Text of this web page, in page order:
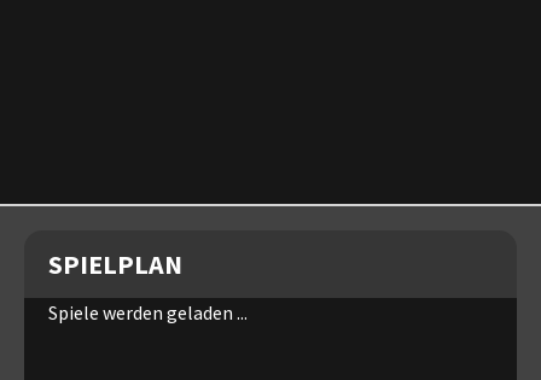
SPIELPLAN
Spiele werden geladen ...